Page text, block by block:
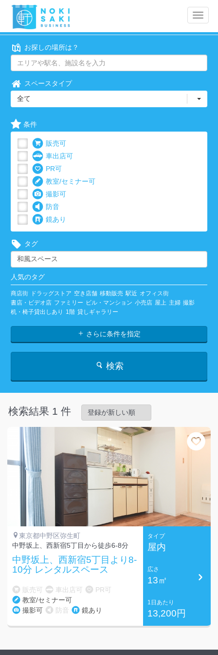
Toggle
お探しの場所は？
スペースタイプ
全て
条件
販売可
車出店可
PR可
教室/セミナー可
撮影可
防音
鏡あり
タグ
人気のタグ
商店街 ドラッグストア 空き店舗 移動販売 駅近 オフィス街
書店・ビデオ店 ファミリー ビル・マンション 小売店 屋上 主婦 撮影
机・椅子貸出しあり
1階 貸しギャラリー
さらに条件を指定
検索
検索結果 1 件
東京都中野区弥生町
中野坂上、西新宿5丁目から徒歩6-8分
中野坂上、西新宿5丁目より8-
10分 レンタルスペース
販売可 車出店可
PR可
教室/セミナー可
撮影可
防音 鏡あり
タイプ
屋内
広さ
13㎡
1日あたり
13,200円